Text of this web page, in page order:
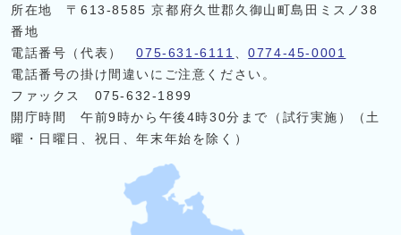
所在地 〒613-8585 京都府久世郡久御山町島田ミスノ38
番地
電話番号（代表）075-631-6111 、0774-45-0001
電話番号の掛け間違いにご注意ください。
ファックス 075-632-1899
開庁時間 午前9時から午後4時30分まで（試行実施）（土
曜・日曜日、祝日、年末年始を除く）